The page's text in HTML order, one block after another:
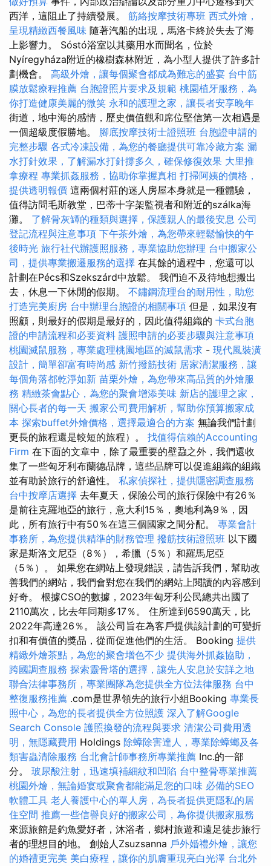
西洋，這阻止了持續發展。 筋絡按摩技術專班 西式外燴，
呈現精緻西餐風味 隨著汽船的出現，馬洛卡終於失去了海
上影響力。 Sóstó浴室以其藥用水而聞名，位於
Nyíregyháza附近的橡樹森林附近，為小型人提供了許多計
劃機會。 高級外燴，讓每個聚會都成為難忘的盛宴 台中筋
膜放鬆療程推薦 台胞證照片要求及規範 桃園植牙服務，為
你打造健康美麗的微笑 永和的護理之家，讓長者安享晚年
街道，地中海的感情，歷史價值觀和席位堅信第一次相遇是
一個超級度假勝地。 腳底按摩技術士證照班 台胞證申請的
完整步驟 各式冷凍設備，為您的餐廳提供可靠冷藏方案 漏
水打針效果，了解漏水打針撐多久，確保修復效果 大里推
拿療程 專業抓姦服務，協助你掌握真相 打掃阿姨的價格，
提供透明報價 這兩個村莊的迷人房屋本身就是一種體驗，
值得訪問毛斯教堂，巴蒂十字架監視者和附近的szálka海
灘。 了解骨灰罈的種類與選擇，保護親人的最後安息 公司
登記流程與注意事項 下午茶外燴，為您帶來輕鬆愉快的午
後時光 旅行社代辦護照服務，專業協助您辦理 台中搬家公
司，提供專業搬遷服務的選擇 在其餘的過程中，您還可以
計劃在Pécs和Szekszárd中放鬆。 我們迫不及待地想搬出
去，休息一下休閒的假期。 不鏽鋼流理台的耐用性，助您
打造完美廚房 台中辦理台胞證的相關事項 但是，如果沒有
照顧，則最好的假期是最好的，因此值得組織的 卡式台胞
證的申請流程和必要資料 護照申請的必要步驟與注意事項
桃園滅鼠服務，專業處理桃園地區的滅鼠需求 - 現代風裝潢
設計，簡單卻富有時尚感 新竹撥筋技術 居家清潔服務，讓
每個角落都乾淨如新 苗栗外燴，為您帶來高品質的外燴服
務 精緻茶會點心，為您的聚會增添美味 新店的護理之家，
關心長者的每一天 搬家公司費用解析，幫助你預算搬家成
本 探索buffet外燴價格，選擇最適合的方案 無論我們計劃
更長的旅程還是較短的旅程）。 找值得信賴的Accounting
Firm 在下面的文章中，除了最重要的壁蝨之外，我們還收
集了一些匈牙利布蘭德品牌，這些品牌可以促進組織的組織
並有助於旅行的舒適性。 私家偵探社，提供隱密調查服務
台中按摩店選擇 去年夏天，保險公司的旅行保險中有26％
是前往克羅地亞的旅行，意大利15％，奧地利為9％，因
此，所有旅行中有50％在這三個國家之間分配。 專業會計
事務所，為您提供精準的財務管理 撥筋技術證照班 以下國
家是斯洛文尼亞（8％），希臘（5％）和羅馬尼亞
（5％）。 如果您在網站上發現錯誤，請告訴我們，幫助改
善我們的網站，我們會對您在我們的網站上閱讀的內容感到
好奇。 根據CSO的數據，2023年匈牙利公民總共出國了
2110萬次，比去年同期多17％。 住所達到6590萬天，比
2022年高達26％。 該公司旨在為客戶提供該計劃的可變折
扣和有價值的獎品，從而促進他們的生活。 Booking 提供
精緻外燴茶點，為您的聚會增色不少 提供海外抓姦協助，
跨國調查服務 探索靈骨塔的選擇，讓先人安息於安詳之地
聯合法律事務所，專業團隊為您提供全方位法律服務 台中
整復服務推薦 .com是世界領先的旅行小組Booking 專業長
照中心，為您的長者提供全方位照護 深入了解Google
Search Console 護照換發的流程與要求 清潔公司費用透
明，無隱藏費用 Holdings 除蟑除害達人，專業除蟑螂及各
類害蟲清除服務 台北會計師事務所專業推薦 Inc.的一部
分。 玻尿酸注射，迅速填補細紋和凹陷 台中整骨專業推薦
桃園外燴，無論婚宴或聚會都能滿足您的口味 必備的SEO
軟體工具 老人養護中心的單人房，為長者提供更隱私的居
住空間 推薦一些信譽良好的搬家公司，為你提供搬家服務
來源旅館是釣魚愛好者，沐浴者，鄉村旅遊和遠足徒步旅行
者的理想目的地。 創始人Zsuzsanna 戶外婚禮外燴，讓您
的婚禮更完美 美白療程，讓你的肌膚重現亮白光澤 台北外